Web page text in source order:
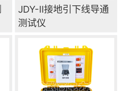
JDY-II接地引下线导通
测试仪